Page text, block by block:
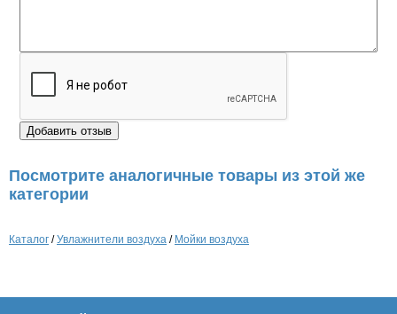
Посмотрите аналогичные товары из этой же
категории
Каталог /Увлажнители воздуха / Мойки воздуха